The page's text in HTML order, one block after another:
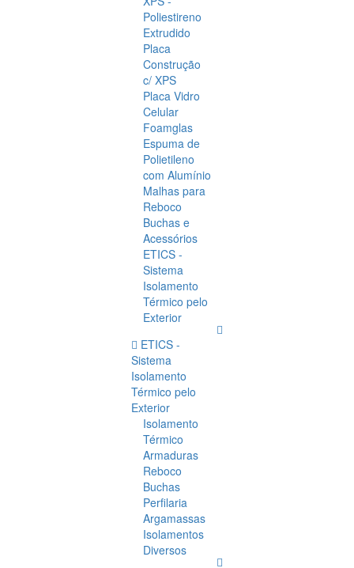
Poliestireno
Extrudido
Placa
Construção
c/ XPS
Placa Vidro
Celular
Foamglas
Espuma de
Polietileno
com Alumínio
Malhas para
Reboco
Buchas e
Acessórios
ETICS -
Sistema
Isolamento
Térmico pelo
Exterior
ETICS -
Sistema
Isolamento
Térmico pelo
Exterior
Isolamento
Térmico
Armaduras
Reboco
Buchas
Perfilaria
Argamassas
Isolamentos
Diversos